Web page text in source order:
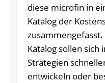
diese microfin in
Katalog der
Katalog sollen sich
Strategien
entwickeln oder